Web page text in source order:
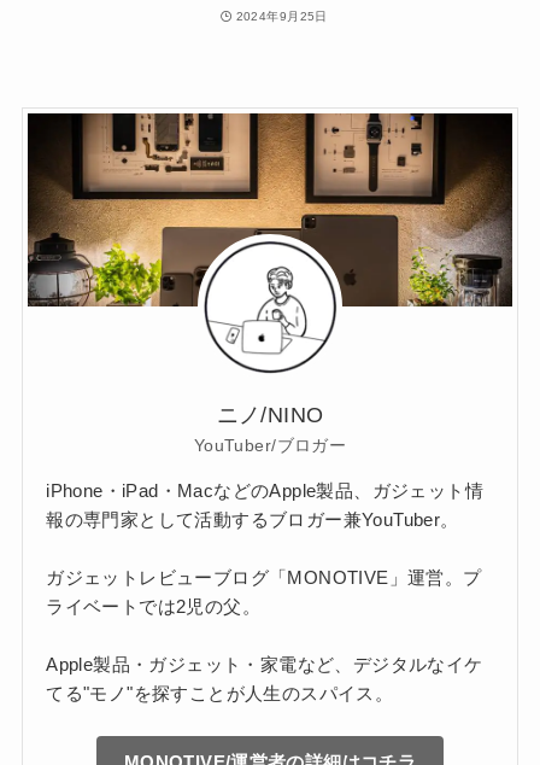
2024年9月25日
ニノ/NINO
YouTuber/ブロガー
iPhone・iPad・MacなどのApple製品、ガジェット情
報の専門家として活動するブロガー兼YouTuber。
ガジェットレビューブログ「MONOTIVE」運営。プ
ライベートでは2児の父。
Apple製品・ガジェット・家電など、デジタルなイケ
てる"モノ"を探すことが人生のスパイス。